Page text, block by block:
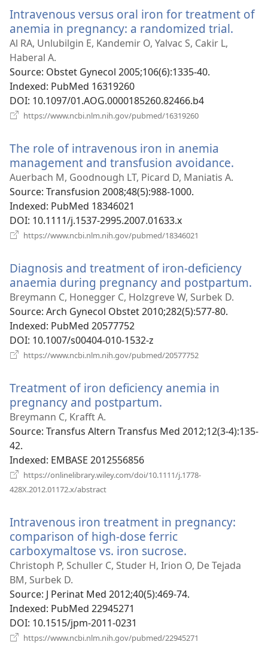
вікні)
Intravenous versus oral iron for treatment of
anemia in pregnancy: a randomized trial.
Al RA, Unlubilgin E, Kandemir O, Yalvac S, Cakir L,
Haberal A.
Source‎: Obstet Gynecol 2005;106(6):1335-40.
Indexed‎: PubMed 16319260
DOI‎: 10.1097/01.AOG.0000185260.82466.b4
https://www.ncbi.nlm.nih.gov/pubmed/16319260
вікні)
The role of intravenous iron in anemia
management and transfusion avoidance.
Auerbach M, Goodnough LT, Picard D, Maniatis A.
Source‎: Transfusion 2008;48(5):988-1000.
Indexed‎: PubMed 18346021
DOI‎: 10.1111/j.1537-2995.2007.01633.x
https://www.ncbi.nlm.nih.gov/pubmed/18346021
вікні)
Diagnosis and treatment of iron-deficiency
anaemia during pregnancy and postpartum.
Breymann C, Honegger C, Holzgreve W, Surbek D.
Source‎: Arch Gynecol Obstet 2010;282(5):577-80.
Indexed‎: PubMed 20577752
DOI‎: 10.1007/s00404-010-1532-z
https://www.ncbi.nlm.nih.gov/pubmed/20577752
вікні)
Treatment of iron deficiency anemia in
pregnancy and postpartum.
новому
Breymann C, Krafft A.
Source‎: Transfus Altern Transfus Med 2012;12(3-4):135-
42.
Indexed‎: EMBASE 2012556856
https://onlinelibrary.wiley.com/doi/10.1111/j.1778-
428X.2012.01172.x/abstract
вікні)
Intravenous iron treatment in pregnancy:
comparison of high-dose ferric
carboxymaltose vs. iron sucrose.
у
вікні)
Christoph P, Schuller C, Studer H, Irion O, De Tejada
BM, Surbek D.
Source‎: J Perinat Med 2012;40(5):469-74.
Indexed‎: PubMed 22945271
DOI‎: 10.1515/jpm-2011-0231
https://www.ncbi.nlm.nih.gov/pubmed/22945271